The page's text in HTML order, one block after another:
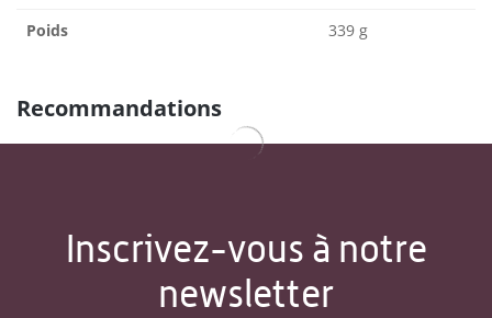
Poids 339 g
Recommandations
Inscrivez-vous à notre
newsletter